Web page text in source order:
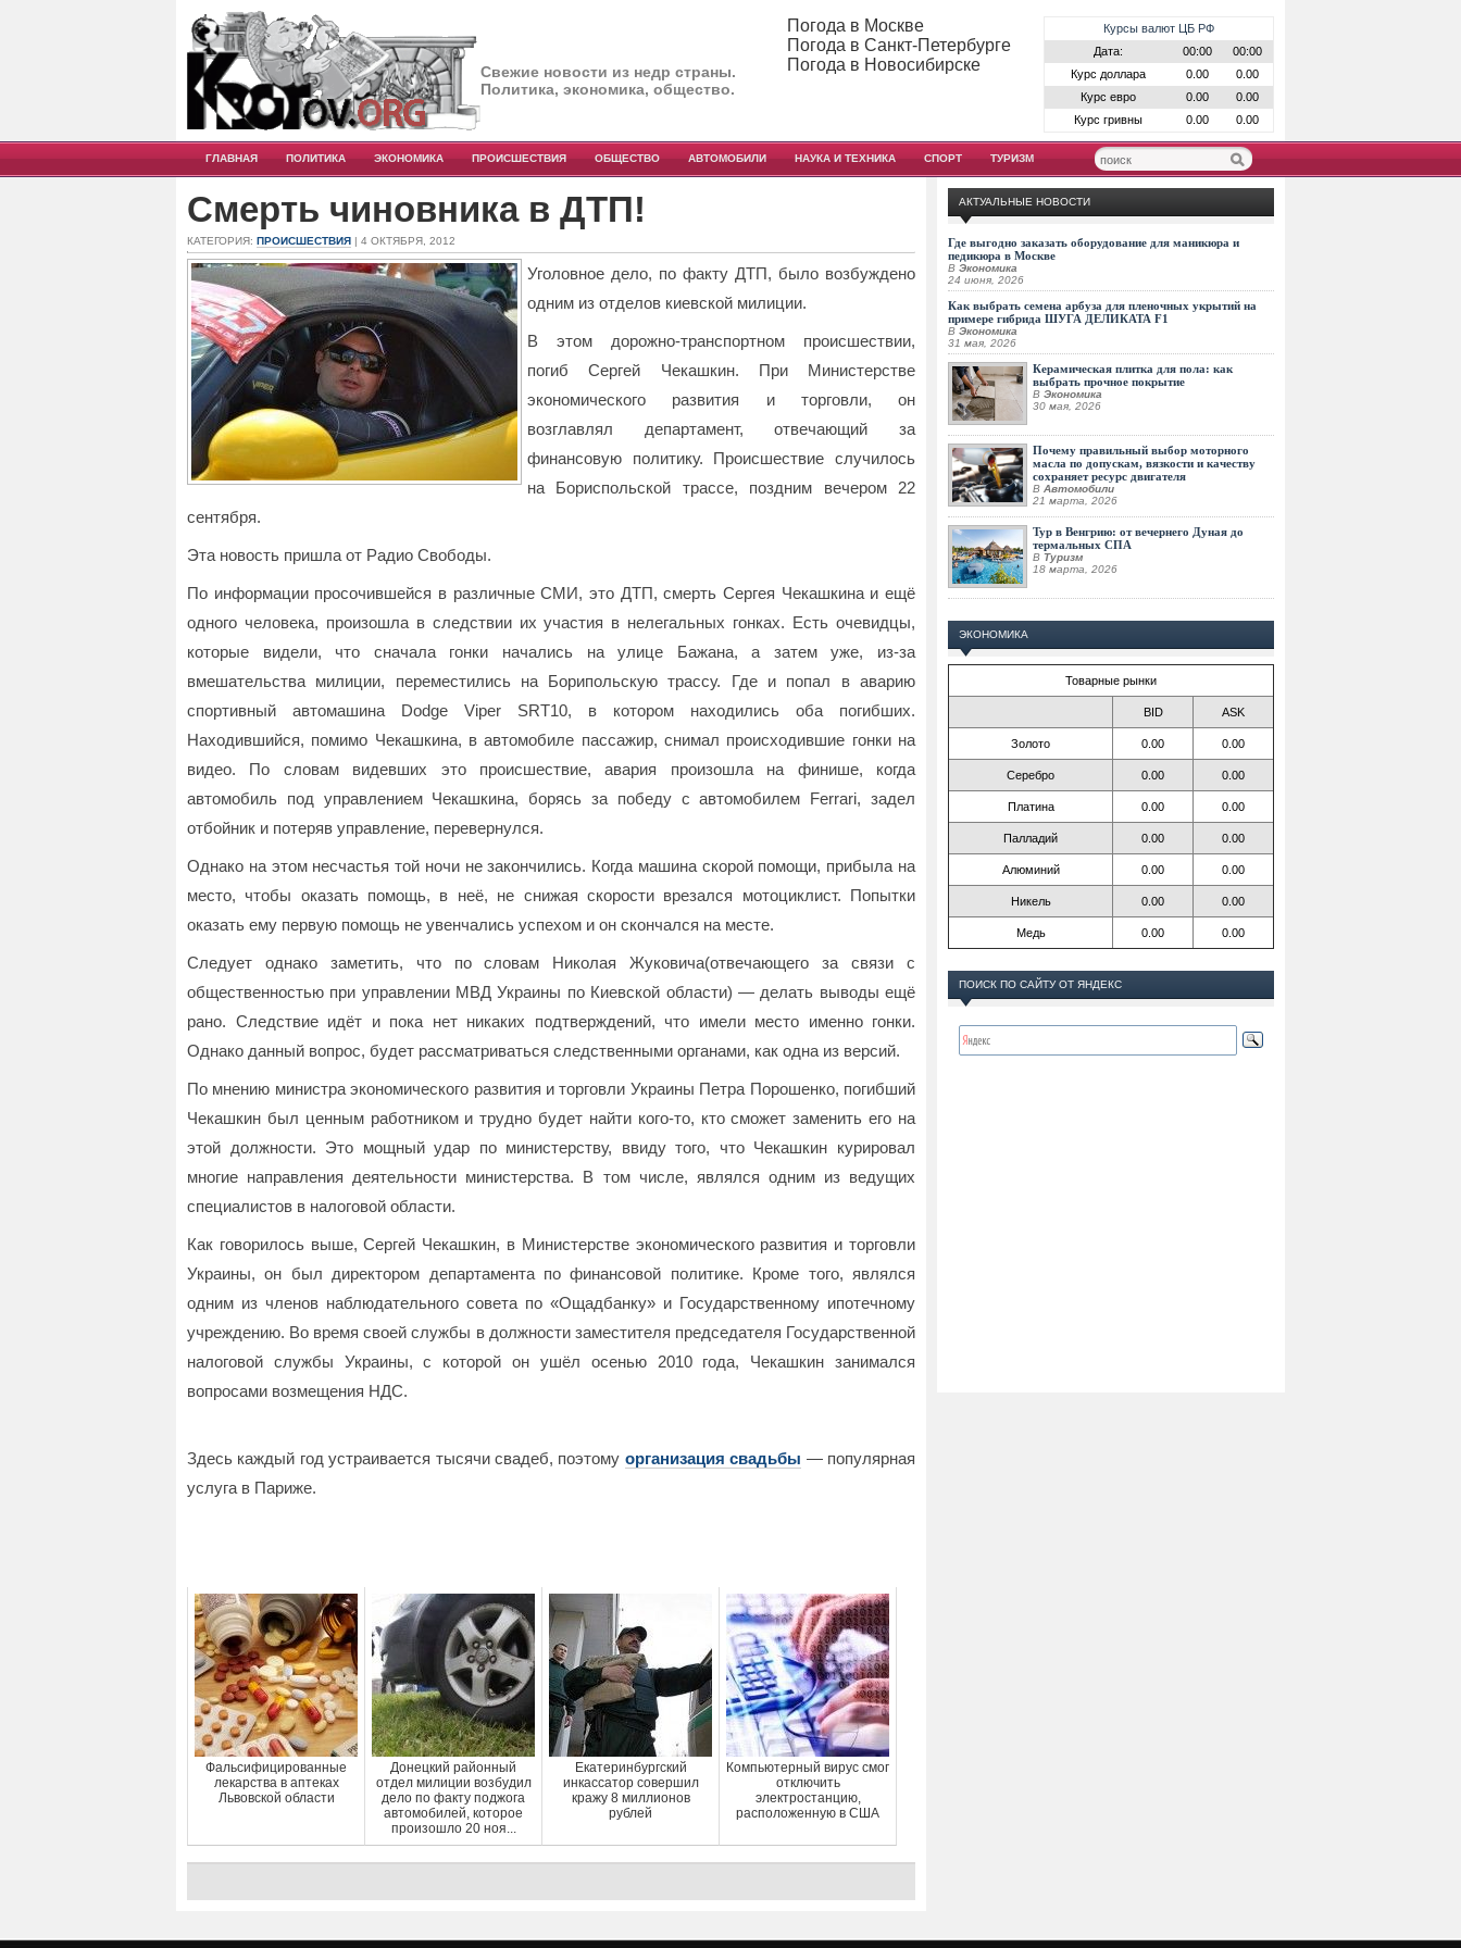
Свежие новости из недр страны.
Политика, экономика, общество.
Курсы валют ЦБ РФ
Дата:
00:00
00:00
Курс доллара
0.00
0.00
Курс евро
0.00
0.00
Курс гривны
0.00 0.00
Погода в Москве
Погода в Санкт-Петербурге
Погода в Новосибирске
ГЛАВНАЯ ПОЛИТИКА ЭКОНОМИКА ПРОИСШЕСТВИЯ ОБЩЕСТВО АВТОМОБИЛИ НАУКА И ТЕХНИКА СПОРТ ТУРИЗМ
Смерть чиновника в ДТП!
КАТЕГОРИЯ: ПРОИСШЕСТВИЯ | 4 ОКТЯБРЯ, 2012
Уголовное дело, по факту ДТП, было возбуждено
одним из отделов киевской милиции.
В этом дорожно-транспортном происшествии,
погиб Сергей Чекашкин. При Министерстве
экономического развития и торговли, он
возглавлял департамент, отвечающий за
финансовую политику. Происшествие случилось
на Бориспольской трассе, поздним вечером 22
сентября.
Эта новость пришла от Радио Свободы.
По информации просочившейся в различные СМИ, это ДТП, смерть Сергея Чекашкина и ещё
одного человека, произошла в следствии их участия в нелегальных гонках. Есть очевидцы,
которые видели, что сначала гонки начались на улице Бажана, а затем уже, из-за
вмешательства милиции, переместились на Борипольскую трассу. Где и попал в аварию
спортивный автомашина Dodge Viper SRT10, в котором находились оба погибших.
Находившийся, помимо Чекашкина, в автомобиле пассажир, снимал происходившие гонки на
видео. По словам видевших это происшествие, авария произошла на финише, когда
автомобиль под управлением Чекашкина, борясь за победу с автомобилем Ferrari, задел
отбойник и потеряв управление, перевернулся.
Однако на этом несчастья той ночи не закончились. Когда машина скорой помощи, прибыла на
место, чтобы оказать помощь, в неё, не снижая скорости врезался мотоциклист. Попытки
оказать ему первую помощь не увенчались успехом и он скончался на месте.
Следует однако заметить, что по словам Николая Жуковича(отвечающего за связи с
общественностью при управлении МВД Украины по Киевской области) — делать выводы ещё
рано. Следствие идёт и пока нет никаких подтверждений, что имели место именно гонки.
Однако данный вопрос, будет рассматриваться следственными органами, как одна из версий.
По мнению министра экономического развития и торговли Украины Петра Порошенко, погибший
Чекашкин был ценным работником и трудно будет найти кого-то, кто сможет заменить его на
этой должности. Это мощный удар по министерству, ввиду того, что Чекашкин курировал
многие направления деятельности министерства. В том числе, являлся одним из ведущих
специалистов в налоговой области.
Как говорилось выше, Сергей Чекашкин, в Министерстве экономического развития и торговли
Украины, он был директором департамента по финансовой политике. Кроме того, являлся
одним из членов наблюдательного совета по «Ощадбанку» и Государственному ипотечному
учреждению. Во время своей службы в должности заместителя председателя Государственной
налоговой службы Украины, с которой он ушёл осенью 2010 года, Чекашкин занимался
вопросами возмещения НДС.
Здесь каждый год устраивается тысячи свадеб, поэтому организация свадьбы — популярная
услуга в Париже.
Фальсифицированные
лекарства в аптеках
Львовской области
Донецкий районный
отдел милиции возбудил
дело по факту поджога
автомобилей, которое
произошло 20 ноя...
Екатеринбургский
инкассатор совершил
кражу 8 миллионов
рублей
Компьютерный вирус смог
отключить
электростанцию,
расположенную в США
АКТУАЛЬНЫЕ НОВОСТИ
Где выгодно заказать оборудование для маникюра и
педикюра в Москве
В Экономика
24 июня, 2026
Как выбрать семена арбуза для пленочных укрытий на
примере гибрида ШУГА ДЕЛИКАТА F1
В Экономика
31 мая, 2026
Керамическая плитка для пола: как
выбрать прочное покрытие
В Экономика
30 мая, 2026
Почему правильный выбор моторного
масла по допускам, вязкости и качеству
сохраняет ресурс двигателя
В Автомобили
21 марта, 2026
Тур в Венгрию: от вечернего Дуная до
термальных СПА
В Туризм
18 марта, 2026
ЭКОНОМИКА
Товарные рынки
BID ASK
Золото 0.00 0.00
Серебро 0.00 0.00
Платина 0.00 0.00
Палладий 0.00 0.00
Алюминий 0.00 0.00
Никель 0.00 0.00
Медь 0.00 0.00
ПОИСК ПО САЙТУ ОТ ЯНДЕКС